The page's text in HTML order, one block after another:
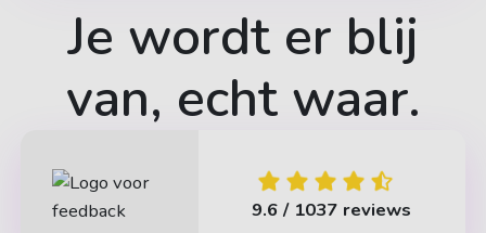
Je wordt er blij
van, echt waar.
9.6 / 1037 reviews